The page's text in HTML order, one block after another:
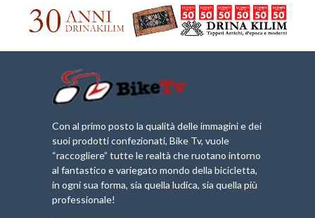
Con al primo posto la qualità delle immagini e dei
suoi prodotti confezionati, Bike Tv, vuole
“raccogliere” tutte le realtà che ruotano intorno
al fantastico e variegato mondo della bicicletta,
in ogni sua forma, sia quella ludica, sia quella più
professionale!